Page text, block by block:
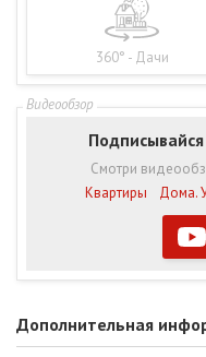
360° - Дачи
Смотри
Квартиры
Дома.
Дополнительная